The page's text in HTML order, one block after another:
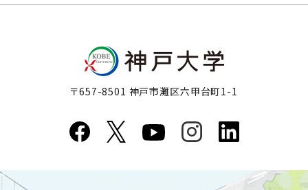
〒657-8501 神戸市灘区六甲台町1-1